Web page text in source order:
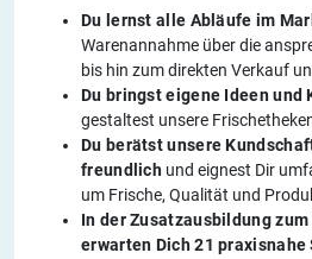
Du lernst alle Abläufe im
Warenannahme über die
bis hin zum direkten Verkauf
Du bringst eigene Ideen und
gestaltest unsere
Du berätst unsere
freundlich und eignest Dir
um Frische, Qualität und
In der Zusatzausbildung
erwarten Dich 21